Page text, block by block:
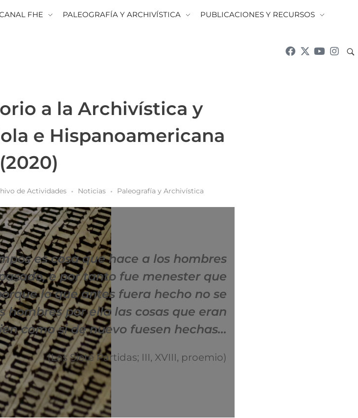
FHE PALEOGRAFÍA Y ARCHIVÍSTICA PUBLICACIONES Y RECURSOS
a la Archivística y
e Hispanoamericana
(2020)
de Actividades Noticias Paleografía y Archivística
es cosa que hace a los hombres
e por tanto fue menester que
lo que antes fuera hecho no se
hombres por ella las cosas que eran
como si de nuevo fuesen hechas…
(Las Siete Partidas; III, XVIII, proemio)